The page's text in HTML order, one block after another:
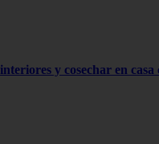
y cosechar en